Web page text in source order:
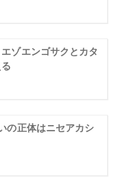
ゾエンゴサクとカタ
の正体はニセアカシ